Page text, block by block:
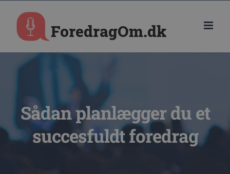
content
Sådan planlægger du et
succesfuldt foredrag